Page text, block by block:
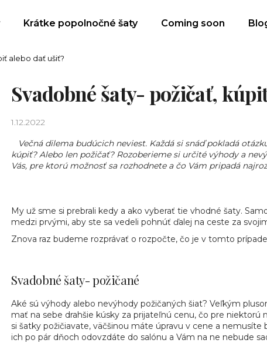
Krátke popolnočné šaty Coming soon
alebo dať ušiť?
Svadobné šaty- požičať,
1.12.2022
Večná dilema budúcich neviest. Každá si snáď pokladá
kúpiť? Alebo len požičať? Rozoberieme si určité výhody a
Vás, pre ktorú možnosť sa rozhodnete a čo Vám pripadá
My už sme si prebrali kedy a ako vyberať tie vhodné šaty.
medzi prvými, aby ste sa vedeli pohnúť ďalej na ceste za
Znova raz budeme rozprávať o rozpočte, čo je v tomto
Svadobné šaty- požičané
Aké sú výhody alebo nevýhody požičaných šiat? Veľkým
mať na sebe drahšie kúsky za prijateľnú cenu, čo pre niektorú
si šatky požičiavate, väčšinou máte úpravu v cene a nemusíte
ich po pár dňoch odovzdáte do salónu a Vám na ne nebude
Čo potrebujete nájsť?
Odporúčame